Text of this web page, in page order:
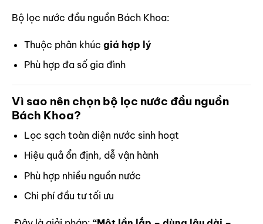
Bộ lọc nước đầu nguồn Bách Khoa:
Thuộc phân khúc giá hợp lý
Phù hợp đa số gia đình
Vì sao nên chọn bộ lọc nước đầu nguồn
Bách Khoa?
Lọc sạch toàn diện nước sinh hoạt
Hiệu quả ổn định, dễ vận hành
Phù hợp nhiều nguồn nước
Chi phí đầu tư tối ưu